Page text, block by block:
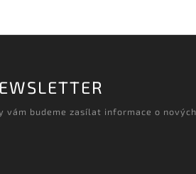
vám budeme zasílat informace o